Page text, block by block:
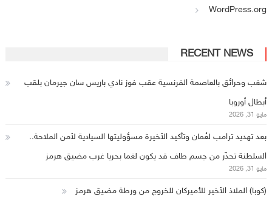
WordPress.org
RECENT NEWS
شغب وحرائق بالعاصمة الفرنسية عقب فوز نادي باريس سان جيرمان بلقب
أبطال أوروبا
مايو 31, 2026
بعد تهديد ترامب لعُمان وتأكيد الأخيرة مسؤوليتها السيادية لأمن الملاحة..
السلطنة تحذّر من جسم طاف قد يكون لغما بحريا غرب مضيق هرمز
مايو 31, 2026
(كوبا) الملاذ الأخير للأميركان للخروج من ورطة مضيق هرمز